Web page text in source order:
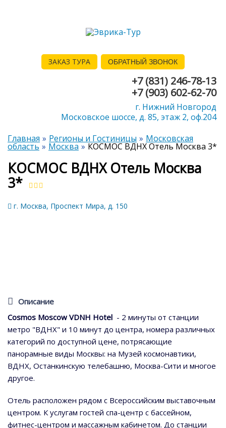
ЗАКАЗ ТУРА ОБРАТНЫЙ ЗВОНОК
+7 (831) 246-78-13
+7 (903) 602-62-70
г. Нижний Новгород
Московское шоссе, д. 85, этаж 2, оф.204
Главная
Регионы и Гостиницы Московская
область Москва КОСМОС ВДНХ Отель Москва 3*
КОСМОС ВДНХ Отель Москва
3*
г. Москва, Проспект Мира, д. 150
Описание
Cosmos Moscow VDNH Hotel - 2 минуты от станции
метро "ВДНХ" и 10 минут до центра, номера различных
категорий по доступной цене, потрясающие
панорамные виды Москвы: на Музей космонавтики,
ВДНХ, Останкинскую телебашню, Москва-Сити и многое
другое.
Отель расположен рядом с Всероссийским выставочным
центром. К услугам гостей спа-центр с бассейном,
фитнес-центром и массажным кабинетом. До станции